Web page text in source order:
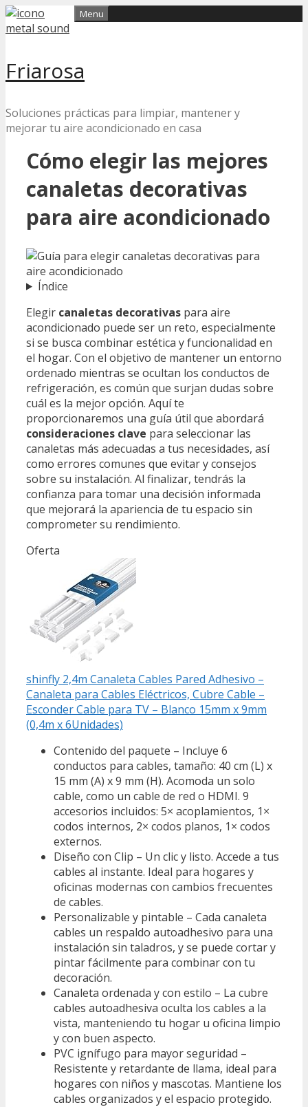
Skip
to
Friarosa
Soluciones prácticas para limpiar, mantener y
mejorar tu aire acondicionado en casa
Menu
Cómo elegir las mejores
canaletas decorativas
para aire acondicionado
Índice
Elegir canaletas decorativas para aire
acondicionado puede ser un reto, especialmente
si se busca combinar estética y funcionalidad en
el hogar. Con el objetivo de mantener un entorno
ordenado mientras se ocultan los conductos de
refrigeración, es común que surjan dudas sobre
cuál es la mejor opción. Aquí te
proporcionaremos una guía útil que abordará
consideraciones clave para seleccionar las
canaletas más adecuadas a tus necesidades, así
como errores comunes que evitar y consejos
sobre su instalación. Al finalizar, tendrás la
confianza para tomar una decisión informada
que mejorará la apariencia de tu espacio sin
comprometer su rendimiento.
Oferta
shinfly 2,4m Canaleta Cables Pared Adhesivo –
Canaleta para Cables Eléctricos, Cubre Cable –
Esconder Cable para TV – Blanco 15mm x 9mm
(0,4m x 6Unidades)
Contenido del paquete – Incluye 6
conductos para cables, tamaño: 40 cm (L) x
15 mm (A) x 9 mm (H). Acomoda un solo
cable, como un cable de red o HDMI. 9
accesorios incluidos: 5× acoplamientos, 1×
codos internos, 2× codos planos, 1× codos
externos.
Diseño con Clip – Un clic y listo. Accede a tus
cables al instante. Ideal para hogares y
oficinas modernas con cambios frecuentes
de cables.
Personalizable y pintable – Cada canaleta
cables un respaldo autoadhesivo para una
instalación sin taladros, y se puede cortar y
pintar fácilmente para combinar con tu
decoración.
Canaleta ordenada y con estilo – La cubre
cables autoadhesiva oculta los cables a la
vista, manteniendo tu hogar u oficina limpio
y con buen aspecto.
PVC ignífugo para mayor seguridad –
Resistente y retardante de llama, ideal para
hogares con niños y mascotas. Mantiene los
cables organizados y el espacio protegido.